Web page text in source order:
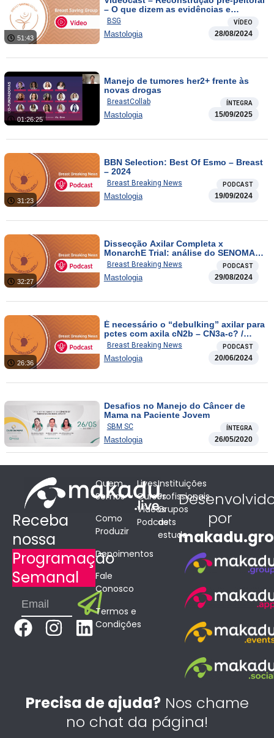
51:43
– O que dizem as evidências e
quando indicar?
BSG VÍDEO
Mastologia 28/08/2024
01:26:25
Manejo de tumores her2+ frente às
novas drogas
BreastCollab ÍNTEGRA
Mastologia 15/09/2025
31:23
BBN Selection: Best Of Esmo – Breast
– 2024
Breast Breaking News PODCAST
Mastologia 19/09/2024
32:27
Dissecção Axilar Completa x
MonarchE Trial: análise do SENOMAC
pós hoc. / Impacto da Terapia
Hormonal no Risco de Câncer de
Ovário e Endométrio: Resultados dos
Breast Breaking News PODCAST
Mastologia 29/08/2024
26:36
É necessário o “debulking” axilar para
pctes com axila cN2b – CN3a-c? /
DESTINY – Breast 03
Breast Breaking News PODCAST
Mastologia 20/06/2024
Desafios no Manejo do Câncer de
Mama na Paciente Jovem
SBM SC ÍNTEGRA
Mastologia 26/05/2020
Receba
nossa
Programação
Semanal
Submit
F
b
I
a
L
e
d
Quem
Somos
Como
Produzir
Depoimentos
Fale
Conosco
Termos e
Condições
Lives
Cursos
Vídeos
Podcasts
Instituições
Profissionais
Grupos
de
estudo
por
Precisa de ajuda?Nos chame
no chat da página!